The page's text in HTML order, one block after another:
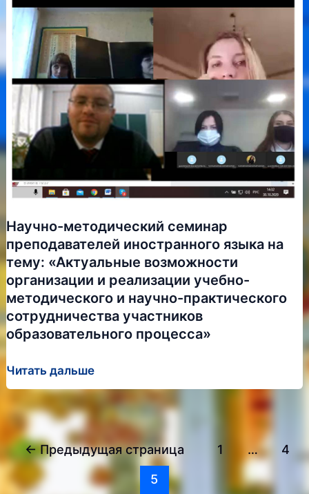
сегодня,
завтра»
Научно-методический семинар
преподавателей иностранного языка на
тему: «Актуальные возможности
организации и реализации учебно-
методического и научно-практического
сотрудничества участников
образовательного процесса»
Научно-
методический
семинар
преподавателей
иностранного
языка
на
Читать дальше
Постраничная
навигация
записи
←Предыдущая страница 1 …
4
5